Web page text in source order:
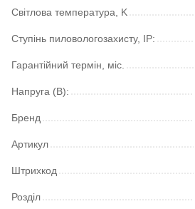
Світлова температура, K
Ступінь пиловологозахисту, IP:
Гарантійний термін, міс.
Напруга (В):
Бренд
Артикул
Штрихкод
Розділ